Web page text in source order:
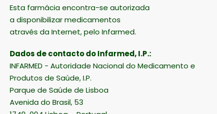
Esta farmácia encontra-se autorizada
a disponibilizar medicamentos
através da Internet, pelo Infarmed.
Dados de contacto do Infarmed, I.P.:
INFARMED - Autoridade Nacional do Medicamento e
Produtos de Saúde, I.P.
Parque de Saúde de Lisboa
Avenida do Brasil, 53